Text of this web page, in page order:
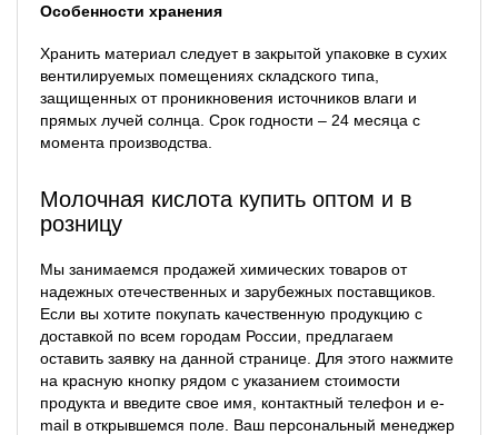
Особенности хранения
Хранить материал следует в закрытой упаковке в сухих
вентилируемых помещениях складского типа,
защищенных от проникновения источников влаги и
прямых лучей солнца. Срок годности – 24 месяца с
момента производства.
Молочная кислота купить оптом и в
розницу
Мы занимаемся продажей химических товаров от
надежных отечественных и зарубежных поставщиков.
Если вы хотите покупать качественную продукцию с
доставкой по всем городам России, предлагаем
оставить заявку на данной странице. Для этого нажмите
на красную кнопку рядом с указанием стоимости
продукта и введите свое имя, контактный телефон и e-
mail в открывшемся поле. Ваш персональный менеджер